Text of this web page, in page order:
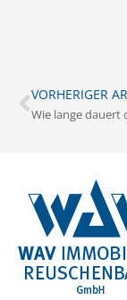
VORHERIGER